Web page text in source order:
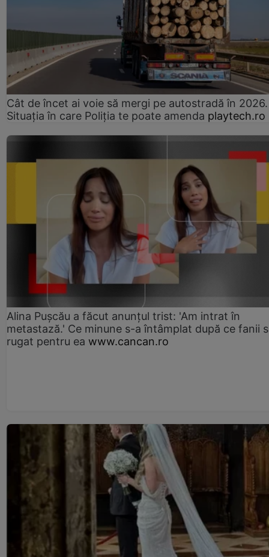
Cât de încet ai voie să mergi pe autostradă în 2026.
Situația în care Poliția te poate amenda playtech.ro
Alina Pușcău a făcut anunțul trist: 'Am intrat în
metastază.' Ce minune s-a întâmplat după ce fanii
rugat pentru ea www.cancan.ro